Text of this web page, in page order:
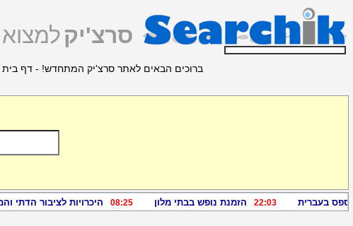
סרצ'יק
ברוכים הבאים לאתר סרצ'יק המתחדש! - דף בית
השכרת מחשב נייד
מחשבים נידיים
"מחשב נייד" "השכרה"
"מחשב נייד" השכרה